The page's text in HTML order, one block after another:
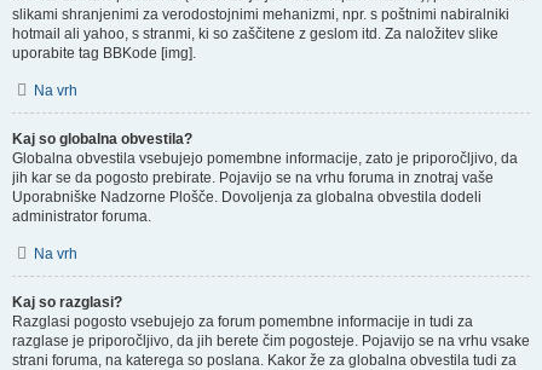
slikami shranjenimi za verodostojnimi mehanizmi, npr. s poštnimi nabiralniki
hotmail ali yahoo, s stranmi, ki so zaščitene z geslom itd. Za naložitev slike
uporabite tag BBKode [img].
Na vrh
Kaj so globalna obvestila?
Globalna obvestila vsebujejo pomembne informacije, zato je priporočljivo, da
jih kar se da pogosto prebirate. Pojavijo se na vrhu foruma in znotraj vaše
Uporabniške Nadzorne Plošče. Dovoljenja za globalna obvestila dodeli
administrator foruma.
Na vrh
Kaj so razglasi?
Razglasi pogosto vsebujejo za forum pomembne informacije in tudi za
razglase je priporočljivo, da jih berete čim pogosteje. Pojavijo se na vrhu vsake
strani foruma, na katerega so poslana. Kakor že za globalna obvestila tudi za